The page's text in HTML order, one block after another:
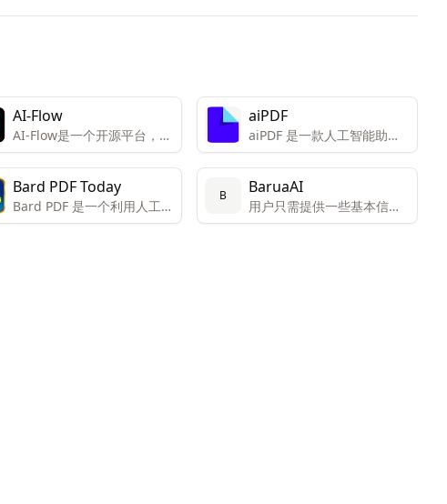
AI-Flow
AI-Flow是一个开源平台，允
许用户通过简单的拖放界面
创建自定义的AI工具。该平
台专为创新者和创造者设
计，便于他们连接和组合不
同的AI模型以获得独特的结
aiPDF
aiPDF 是一款人工智能助
手，旨在提高用户与文档互
动的效率和体验。
Bard PDF Today
Bard PDF 是一个利用人工智
能技术，通过聊天交互方式
B BaruaAI
用户只需提供一些基本信
息，Barua AI即可生成个性